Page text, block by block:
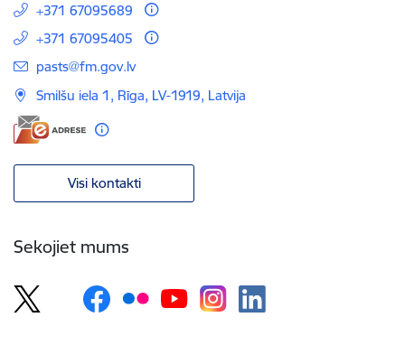
+371 67095689
+371 67095405
E-pasts:
pasts@fm.gov.lv
Smilšu iela 1, Rīga, LV-1919, Latvija
Visi kontakti
Sekojiet mums